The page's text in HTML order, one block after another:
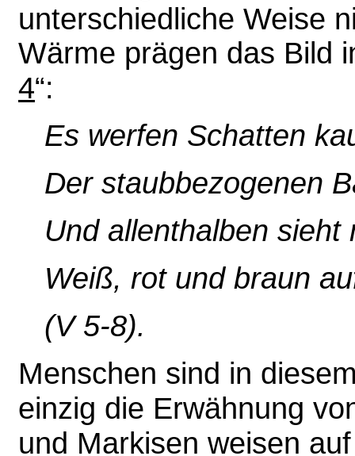
unterschiedliche Weise
Wärme prägen das Bild
4“:
Es werfen Schatten
Der staubbezogenen
Und allenthalben sieht
Weiß, rot und braun
(V 5-8).
Menschen sind in
einzig die Erwähnung
und Markisen weisen